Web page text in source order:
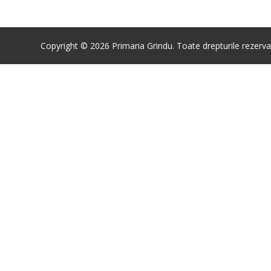
Copyright © 2026 Primaria Grindu. Toate drepturile